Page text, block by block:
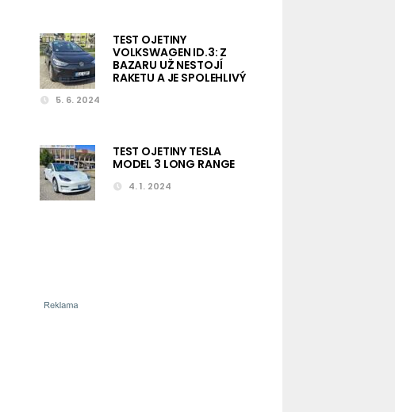
TEST OJETINY
VOLKSWAGEN ID.3: Z
BAZARU UŽ NESTOJÍ
RAKETU A JE SPOLEHLIVÝ
5. 6. 2024
TEST OJETINY TESLA
MODEL 3 LONG RANGE
4. 1. 2024